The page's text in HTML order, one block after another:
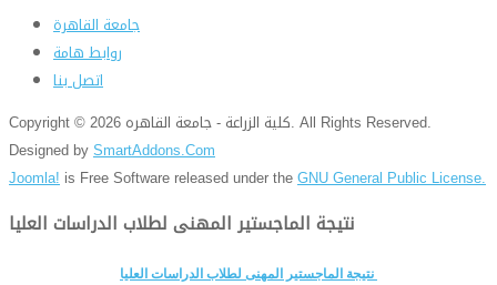
جامعة القاهرة
روابط هامة
اتصل بنا
Copyright © 2026 كلية الزراعة - جامعة القاهره. All Rights Reserved.
Designed bySmartAddons.Com
Joomla! is Free Software released under theGNU General Public License.
نتيجة الماجستير المهنى لطلاب الدراسات العليا